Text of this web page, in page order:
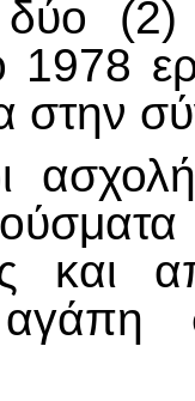
(2)
1978
και